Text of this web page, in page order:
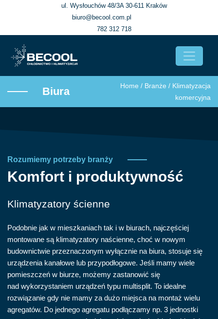
ul. Wysłouchów 48/3A 30-611 Kraków
biuro@becool.com.pl
782 312 718
Biura Home / Branże / Klimatyzacja
komercyjna
Rozumiemy potrzeby branży
Komfort i produktywność
Klimatyzatory ścienne
Podobnie jak w mieszkaniach tak i w biurach, najczęściej
montowane są klimatyzatory naścienne, choć w nowym
budownictwie przeznaczonym wyłącznie na biura, stosuje się
urządzenia kanałowe lub przypodłogowe. Jeśli mamy wiele
pomieszczeń w biurze, możemy zastanowić się
nad wykorzystaniem urządzeń typu multisplit. To idealne
rozwiązanie gdy nie mamy za dużo miejsca na montaż wielu
agregatów. Do jednego agregatu podłączamy np. 3 jednostki